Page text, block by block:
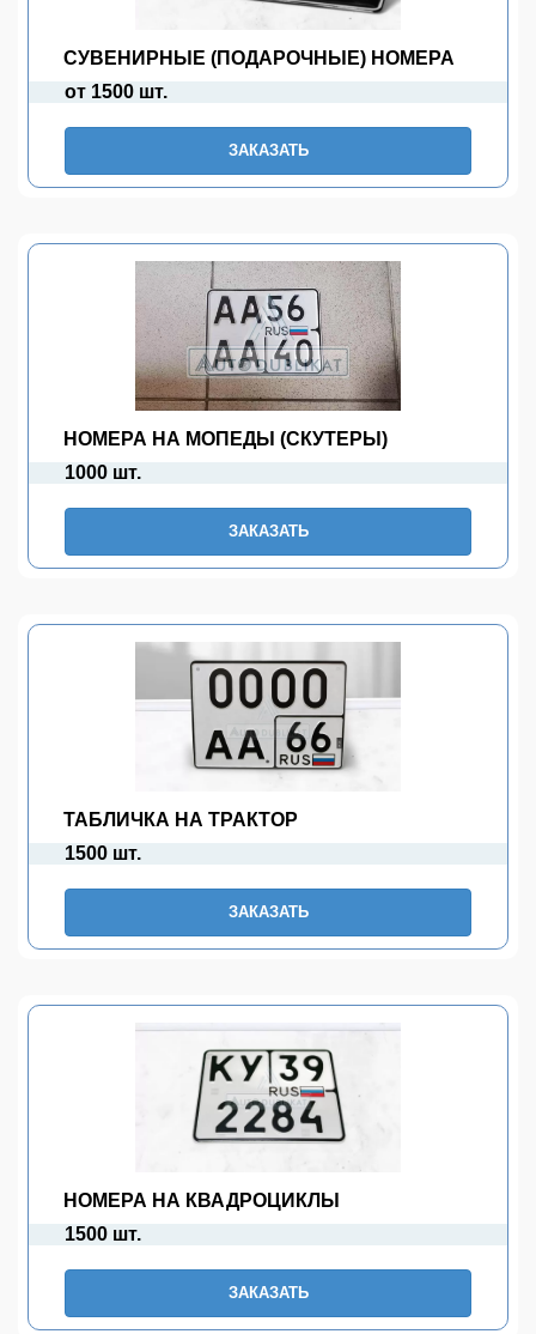
СУВЕНИРНЫЕ (ПОДАРОЧНЫЕ) НОМЕРА
от 1500 шт.
ЗАКАЗАТЬ
НОМЕРА НА МОПЕДЫ (СКУТЕРЫ)
1000 шт.
ЗАКАЗАТЬ
ТАБЛИЧКА НА ТРАКТОР
1500 шт.
ЗАКАЗАТЬ
НОМЕРА НА КВАДРОЦИКЛЫ
1500 шт.
ЗАКАЗАТЬ